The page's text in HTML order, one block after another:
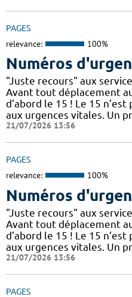
PAGES
relevance: 100%
Numéros
"Juste recours" aux
Avant tout déplacement
d’abord le 15 ! Le 15
aux urgences vitales. Un
21/07/2026 13:56
PAGES
relevance: 100%
Numéros
"Juste recours" aux
Avant tout déplacement
d’abord le 15 ! Le 15
aux urgences vitales. Un
21/07/2026 13:56
PAGES